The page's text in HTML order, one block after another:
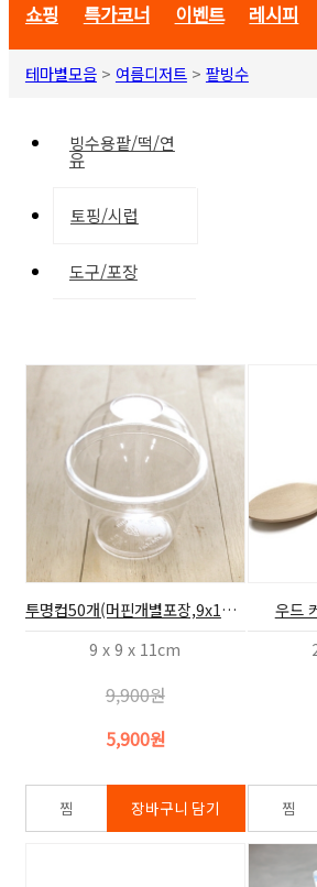
쇼핑 특가코너 이벤트 레시피
테마별모음> 여름디저트> 팥빙수
빙수용팥/떡/연
유
토핑/시럽
도구/포장
투명컵50개(머핀개별포장,9x10.2)
9 x 9 x 11cm
9,900원
5,900원
우드